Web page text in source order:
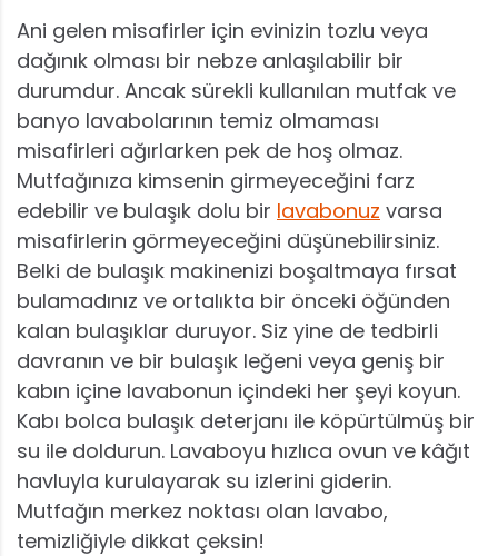
Ani gelen misafirler için evinizin tozlu veya
dağınık olması bir nebze anlaşılabilir bir
durumdur. Ancak sürekli kullanılan mutfak ve
banyo lavabolarının temiz olmaması
misafirleri ağırlarken pek de hoş olmaz.
Mutfağınıza kimsenin girmeyeceğini farz
edebilir ve bulaşık dolu bir lavabonuz varsa
misafirlerin görmeyeceğini düşünebilirsiniz.
Belki de bulaşık makinenizi boşaltmaya fırsat
bulamadınız ve ortalıkta bir önceki öğünden
kalan bulaşıklar duruyor. Siz yine de tedbirli
davranın ve bir bulaşık leğeni veya geniş bir
kabın içine lavabonun içindeki her şeyi koyun.
Kabı bolca bulaşık deterjanı ile köpürtülmüş bir
su ile doldurun. Lavaboyu hızlıca ovun ve kâğıt
havluyla kurulayarak su izlerini giderin.
Mutfağın merkez noktası olan lavabo,
temizliğiyle dikkat çeksin!